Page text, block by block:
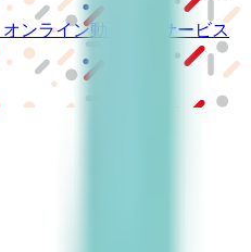
オンライン動画研修サービス